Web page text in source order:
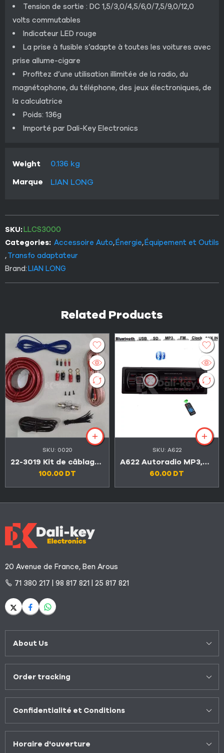
Tension de sortie : DC 1,5/3,0/4,5/6,0/7,5/9,0/12,0
volts commutables
Indicateur LED rouge
La prise à fusible s’adapte à toutes les voitures avec
prise allume-cigare
Profitez d’une utilisation illimitée de la radio, du
magnétophone, du téléphone, des jeux électroniques, de
la calculatrice
Poids: 136g
Importé par Dali-Key Electronics
Weight
0.136 kg
Marque
LIAN LONG
SKU:LLCS3000
Categories: Accessoire Auto,Énergie,Équipement et Outils
,Transfo adaptateur
Brand:LIAN LONG
Related Products
SKU: 0020
22-3019 Kit de câblage d’amplificateur audio professionnel 12V 3000W
100.00 DT
SKU: A622
A622 Autoradio MP3,Bluetooth,USB,AUX,carte mémoire
60.00 DT
20 Avenue de France, Ben Arous
71 380 217 | 98 817 821 | 25 817 821
About Us
Order tracking
Confidentialité et Conditions
Horaire d'ouverture